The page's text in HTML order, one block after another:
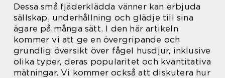
Dessa små fjäderklädda vänner kan erbjuda
sällskap, underhållning och glädje till sina
ägare på många sätt. I den här artikeln
kommer vi att ge en övergripande och
grundlig översikt över fågel husdjur, inklusive
olika typer, deras popularitet och kvantitativa
mätningar. Vi kommer också att diskutera hur